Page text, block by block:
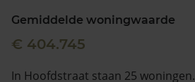
Gemiddelde woningwaarde
€ 404.745
In Hoofdstraat staan 25 woningen.